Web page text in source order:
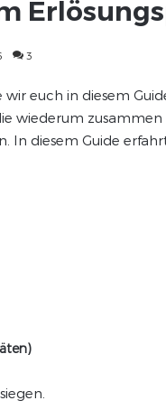
3
euch in diesem
wiederum
diesem Guide